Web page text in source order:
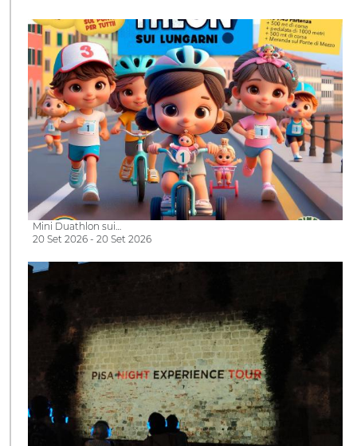
Mini Duathlon sui…
20 Set 2026 - 20 Set 2026